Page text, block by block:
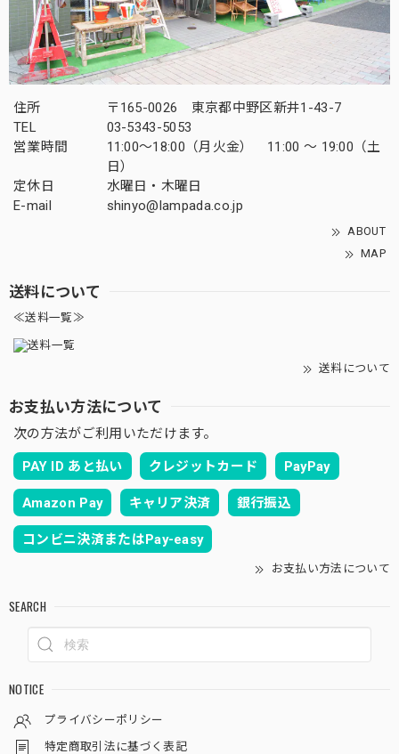
住所
〒165-0026 東京都中野区新井1-43-7
TEL
03-5343-5053
営業時間
11:00～18:00（月火金） 11:00 ～ 19:00（土
日）
定休日
水曜日・木曜日
E-mail
shinyo@lampada.co.jp
ABOUT
MAP
送料について
≪送料一覧≫
送料について
お支払い方法について
次の方法がご利用いただけます。
PAY ID あと払い クレジットカード PayPay
Amazon Pay キャリア決済 銀行振込
コンビニ決済またはPay-easy
お支払い方法について
SEARCH
NOTICE
プライバシーポリシー
特定商取引法に基づく表記